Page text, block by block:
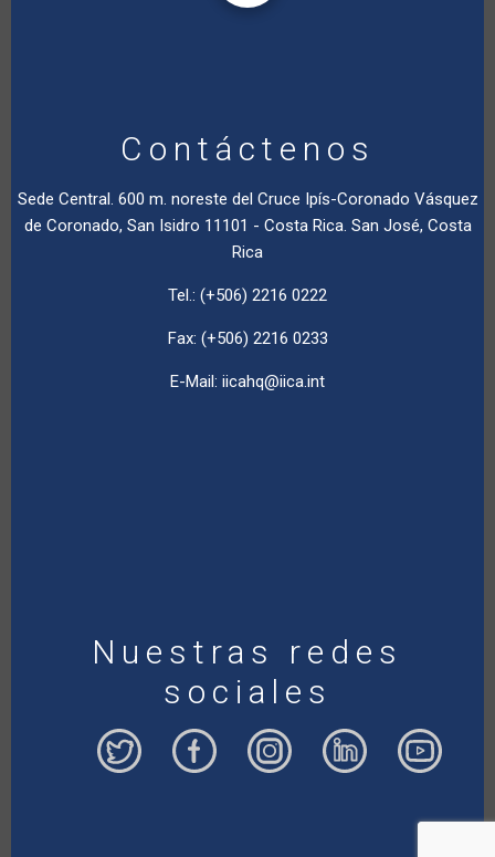
Contáctenos
Sede Central. 600 m. noreste del Cruce Ipís-Coronado Vásquez
de Coronado, San Isidro 11101 - Costa Rica. San José, Costa
Rica
Tel.: (+506) 2216 0222
Fax: (+506) 2216 0233
E-Mail: iicahq@iica.int
Nuestras redes
sociales